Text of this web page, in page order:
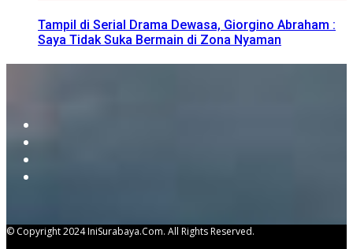
Tampil di Serial Drama Dewasa, Giorgino Abraham :
Saya Tidak Suka Bermain di Zona Nyaman
© Copyright 2024 IniSurabaya.com. All Rights Reserved.